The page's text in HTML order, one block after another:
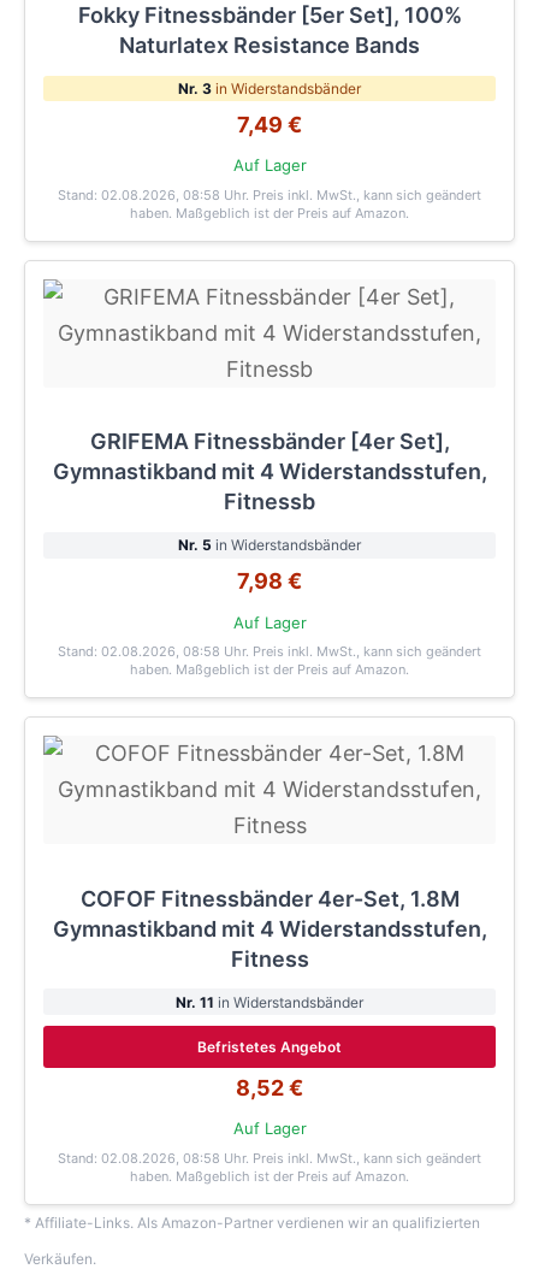
Fokky Fitnessbänder [5er Set], 100%
Naturlatex Resistance Bands
Nr. 3 in Widerstandsbänder
7,49 €
Auf Lager
Stand: 02.08.2026, 08:58 Uhr. Preis inkl. MwSt., kann sich geändert
haben. Maßgeblich ist der Preis auf Amazon.
GRIFEMA Fitnessbänder [4er Set],
Gymnastikband mit 4 Widerstandsstufen,
Fitnessb
Nr. 5 in Widerstandsbänder
7,98 €
Auf Lager
Stand: 02.08.2026, 08:58 Uhr. Preis inkl. MwSt., kann sich geändert
haben. Maßgeblich ist der Preis auf Amazon.
COFOF Fitnessbänder 4er-Set, 1.8M
Gymnastikband mit 4 Widerstandsstufen,
Fitness
Nr. 11 in Widerstandsbänder
Befristetes Angebot
8,52 €
Auf Lager
Stand: 02.08.2026, 08:58 Uhr. Preis inkl. MwSt., kann sich geändert
haben. Maßgeblich ist der Preis auf Amazon.
* Affiliate-Links. Als Amazon-Partner verdienen wir an qualifizierten
Verkäufen.